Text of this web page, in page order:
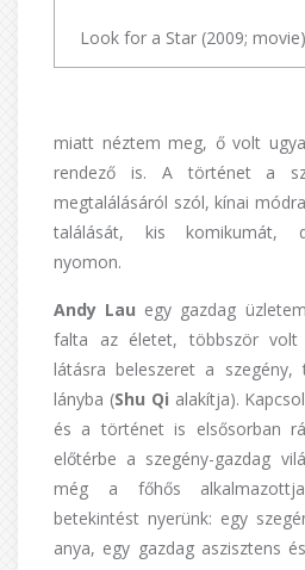
Look for a Star (2009; movie)
miatt néztem meg, ő volt
rendező is. A történet a
megtalálásáról szól, kínai
találását, kis komikumát,
nyomon.
Andy Lau egy gazdag
falta az életet, többször
látásra beleszeret a szegény,
lányba (Shu Qi alakítja).
és a történet is elsősorban
előtérbe a szegény-gazdag
még a főhős
betekintést nyerünk: egy
anya, egy gazdag aszisztens